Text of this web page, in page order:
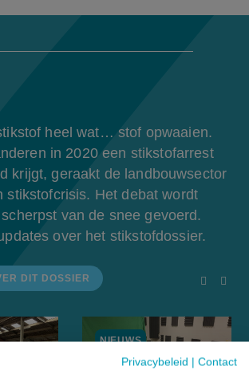
Privacybeleid | Contact
heel wat… stof opwaaien.
in 2020 een stikstofarrest
krijgt, geraakt de landbouwsector
stikstofcrisis. Het debat wordt
van de snee gevoerd.
over het stikstofdossier.
DIT DOSSIER
NIEUWS